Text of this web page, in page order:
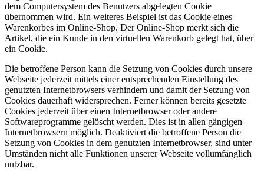
dem Computersystem des Benutzers abgelegten Cookie
übernommen wird. Ein weiteres Beispiel ist das Cookie eines
Warenkorbes im Online-Shop. Der Online-Shop merkt sich die
Artikel, die ein Kunde in den virtuellen Warenkorb gelegt hat, über
ein Cookie.
Die betroffene Person kann die Setzung von Cookies durch unsere
Webseite jederzeit mittels einer entsprechenden Einstellung des
genutzten Internetbrowsers verhindern und damit der Setzung von
Cookies dauerhaft widersprechen. Ferner können bereits gesetzte
Cookies jederzeit über einen Internetbrowser oder andere
Softwareprogramme gelöscht werden. Dies ist in allen gängigen
Internetbrowsern möglich. Deaktiviert die betroffene Person die
Setzung von Cookies in dem genutzten Internetbrowser, sind unter
Umständen nicht alle Funktionen unserer Webseite vollumfänglich
nutzbar.